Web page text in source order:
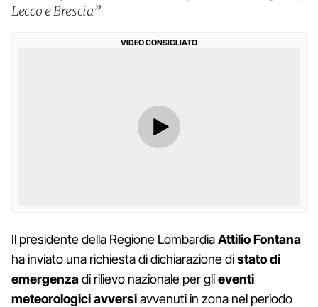
Lecco e Brescia”
VIDEO CONSIGLIATO
Il presidente della Regione LombardiaAttilio Fontana
ha inviato una richiesta di dichiarazione distato di
emergenzadi rilievo nazionale per glieventi
meteorologici avversiavvenuti in zona nel periodo